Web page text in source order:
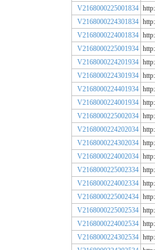
V2168000225001834
V2168000224301834
V2168000224001834
V2168000225001934
V2168000224201934
V2168000224301934
V2168000224401934
V2168000224001934
V2168000225002034
V2168000224202034
V2168000224302034
V2168000224002034
V2168000225002334
V2168000224002334
V2168000225002434
V2168000225002534
V2168000224002534
V2168000224302534